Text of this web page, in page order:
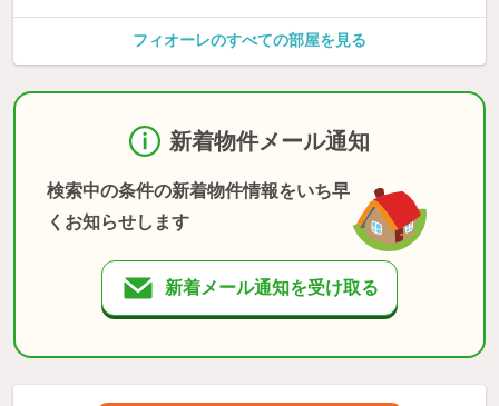
フィオーレのすべての部屋を見る
新着物件メール通知
検索中の条件の新着物件情報をいち早
くお知らせします
新着メール通知を受け取る